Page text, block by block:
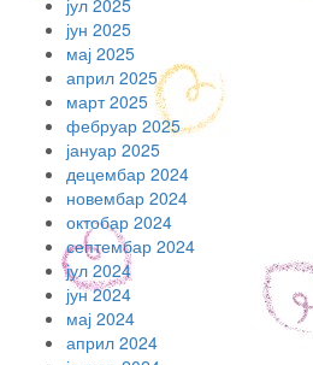
јун 2025
мај 2025
април 2025
март 2025
фебруар 2025
јануар 2025
децембар 2024
новембар 2024
октобар 2024
септембар 2024
јул 2024
јун 2024
мај 2024
април 2024